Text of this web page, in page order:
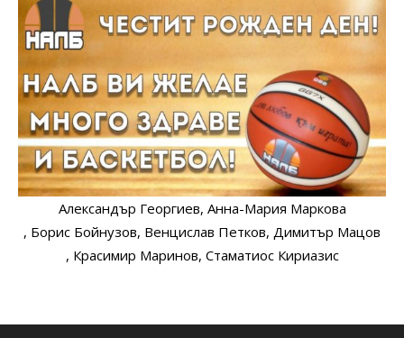
Александър Георгиев, Анна-Мария Маркова
, Борис Бойнузов, Венцислав Петков, Димитър Мацов
, Красимир Маринов, Стаматиос Кириазис